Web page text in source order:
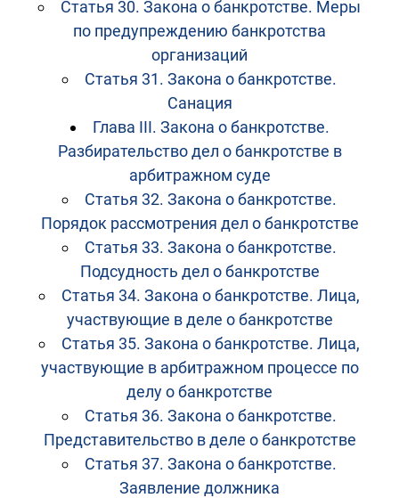
Статья 30. Закона о банкротстве. Меры
по предупреждению банкротства
организаций
Статья 31. Закона о банкротстве.
Санация
Глава III. Закона о банкротстве.
Разбирательство дел о банкротстве в
арбитражном суде
Статья 32. Закона о банкротстве.
Порядок рассмотрения дел о банкротстве
Статья 33. Закона о банкротстве.
Подсудность дел о банкротстве
Статья 34. Закона о банкротстве. Лица,
участвующие в деле о банкротстве
Статья 35. Закона о банкротстве. Лица,
участвующие в арбитражном процессе по
делу о банкротстве
Статья 36. Закона о банкротстве.
Представительство в деле о банкротстве
Статья 37. Закона о банкротстве.
Заявление должника